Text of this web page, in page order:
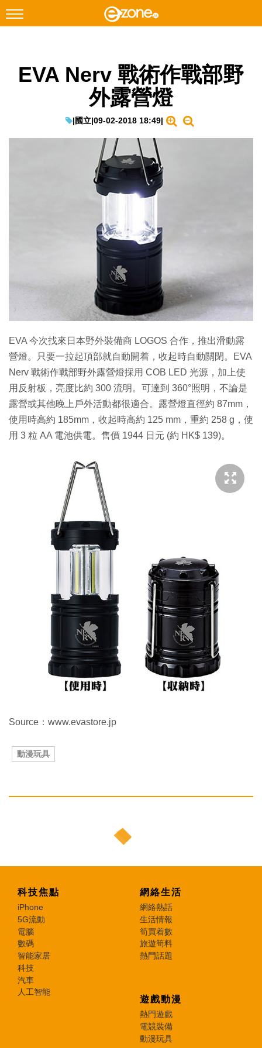
Facebook Instagram
遊戲動漫
Enterprise Digital Transformation
EVA Nerv 戰術作戰部野
外露營燈
|國立|09-02-2018 18:49|
EVA 今次找來日本野外裝備商 LOGOS 合作，推出滑動露
營燈。只要一拉起頂部就自動開着，收起時自動關閉。EVA
Nerv 戰術作戰部野外露營燈採用 COB LED 光源，加上使
用反射板，亮度比約 300 流明。可達到 360°照明，不論是
露營或其他晚上戶外活動都很適合。露營燈直徑約 87mm，
使用時高約 185mm，收起時高約 125 mm，重約 258 g，使
用 3 粒 AA 電池供電。售價 1944 日元 (約 HK$ 139)。
Source：www.evastore.jp
動漫玩具
科技焦點
iPhone
5G流動
電腦
數碼
智能家居
科技
汽車
人工智能
網絡生活
網絡熱話
生活情報
筍買着數
旅遊筍料
熱門話題
遊戲動漫
熱門遊戲
電競裝備
動漫玩具